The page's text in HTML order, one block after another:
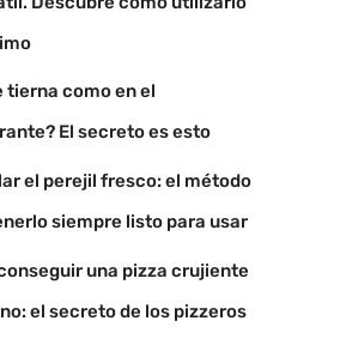
tierna como en el
El secreto es esto
el perejil fresco: el método
siempre listo para usar
una pizza crujiente
el secreto de los pizzeros